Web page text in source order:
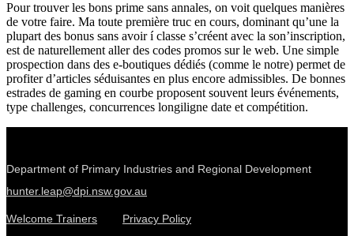
Pour trouver les bons prime sans annales, on voit quelques manières
de votre faire. Ma toute première truc en cours, dominant qu’une la
plupart des bonus sans avoir í classe s’créent avec la son’inscription,
est de naturellement aller des codes promos sur le web. Une simple
prospection dans des e-boutiques dédiés (comme le notre) permet de
profiter d’articles séduisantes en plus encore admissibles. De bonnes
estrades de gaming en courbe proposent souvent leurs événements,
type challenges, concurrences longiligne date et compétition.
Department of Primary Industries and Regional Development
hunter.leap@dpi.nsw.gov.au
Welcome Trainers
Privacy Policy